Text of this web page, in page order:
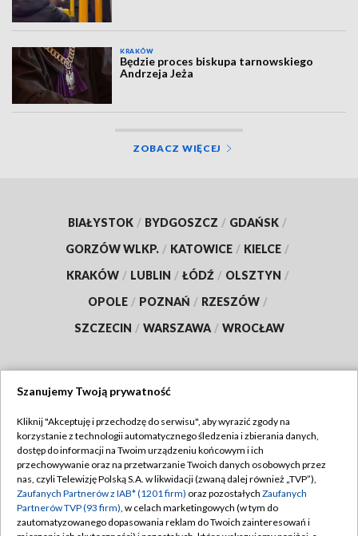
KRAKÓW
Będzie proces biskupa tarnowskiego
Andrzeja Jeża
ZOBACZ WIĘCEJ
BIAŁYSTOK / BYDGOSZCZ / GDAŃSK /
GORZÓW WLKP. / KATOWICE / KIELCE /
KRAKÓW / LUBLIN / ŁÓDŹ / OLSZTYN /
OPOLE / POZNAŃ / RZESZÓW /
SZCZECIN / WARSZAWA / WROCŁAW
TVP
Abonament TVP
Emisja w TVP
Centrum informacji TVP
Regulamin TVP
Polityka prywatności
Moje zgody
Szanujemy Twoją prywatność
Kliknij "Akceptuję i przechodzę do serwisu", aby wyrazić zgody na
korzystanie z technologii automatycznego śledzenia i zbierania danych,
dostęp do informacji na Twoim urządzeniu końcowym i ich
przechowywanie oraz na przetwarzanie Twoich danych osobowych przez
nas, czyli Telewizję Polską S.A. w likwidacji (zwaną dalej również „TVP”),
Zaufanych Partnerów z IAB* (1201 firm) oraz pozostałych Zaufanych
Partnerów TVP (93 firm), w celach marketingowych (w tym do
zautomatyzowanego dopasowania reklam do Twoich zainteresowań i